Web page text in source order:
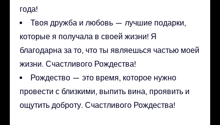
года!
Твоя дружба и любовь — лучшие подарки,
которые я получала в своей жизни! Я
благодарна за то, что ты являешься частью моей
жизни. Счастливого Рождества!
Рождество — это время, которое нужно
провести с близкими, выпить вина, проявить и
ощутить доброту. Счастливого Рождества!